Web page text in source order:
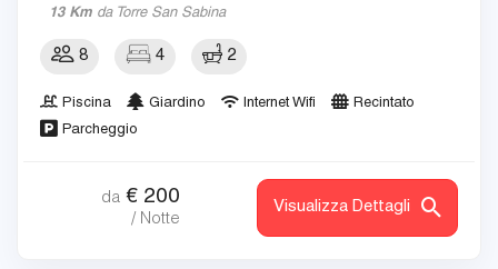
13 Km da Torre San Sabina
8 4 2
Piscina Giardino Internet Wifi
Recintato
Parcheggio
da € 200
/ Notte
Visualizza Dettagli